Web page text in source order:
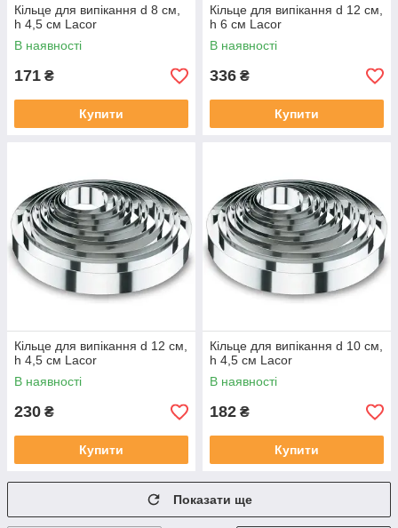
Кільце для випікання d 8 см,
h 4,5 см Lacor
В наявності
171 ₴
Купити
Кільце для випікання d 12 см,
h 6 см Lacor
В наявності
336 ₴
Купити
Кільце для випікання d 12 см,
h 4,5 см Lacor
В наявності
230 ₴
Купити
Кільце для випікання d 10 см,
h 4,5 см Lacor
В наявності
182 ₴
Купити
Показати ще